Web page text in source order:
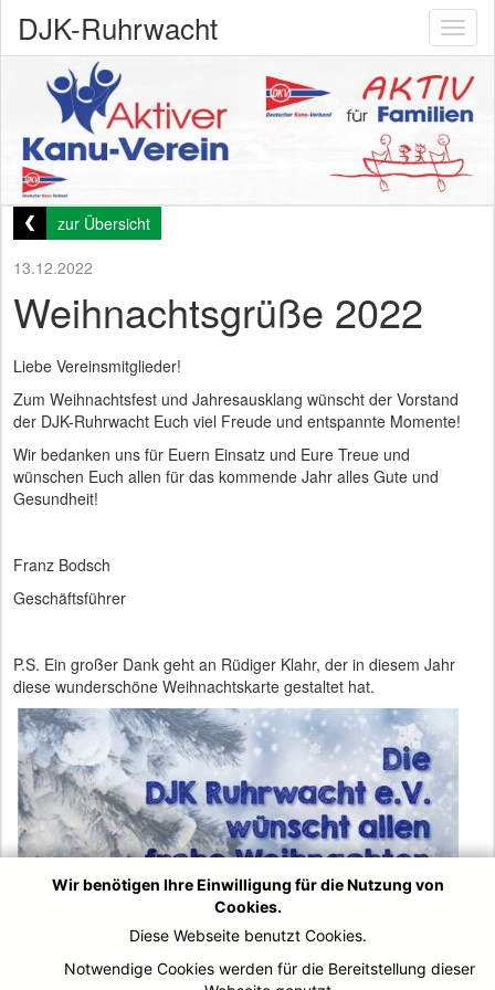
DJK-Ruhrwacht
zur Übersicht
13.12.2022
Weihnachtsgrüße 2022
Liebe Vereinsmitglieder!
Zum Weihnachtsfest und Jahresausklang wünscht der Vorstand
der DJK-Ruhrwacht Euch viel Freude und entspannte Momente!
Wir bedanken uns für Euern Einsatz und Eure Treue und
wünschen Euch allen für das kommende Jahr alles Gute und
Gesundheit!
Franz Bodsch
Geschäftsführer
P.S. Ein großer Dank geht an Rüdiger Klahr, der in diesem Jahr
diese wunderschöne Weihnachtskarte gestaltet hat.
Wir benötigen Ihre Einwilligung für die Nutzung von
Cookies.
Diese Webseite benutzt Cookies.
Notwendige Cookies werden für die Bereitstellung dieser